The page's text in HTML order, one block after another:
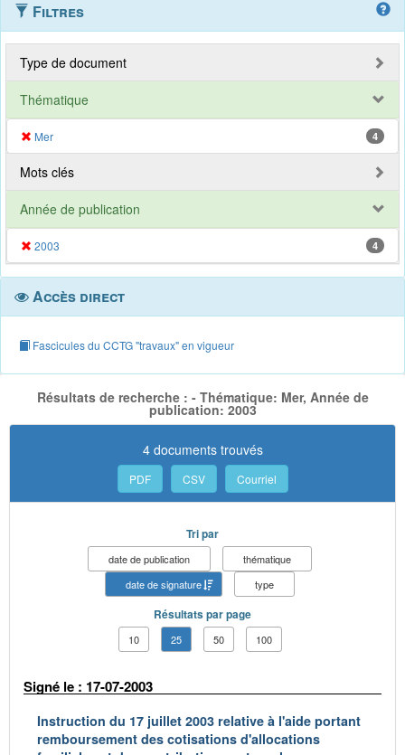
Filtres
Type de document
Thématique
Mer 4
Mots clés
Année de publication
2003 4
Accès direct
Fascicules du CCTG "travaux" en vigueur
Résultats de recherche : - Thématique: Mer, Année de
publication: 2003
4 documents trouvés
PDF CSV Courriel
Tri par
date de publication
thématique
date de signature
type
Résultats par page
10 25 50 100
Signé le : 17-07-2003
Instruction du 17 juillet 2003 relative à l'aide portant
remboursement des cotisations d'allocations